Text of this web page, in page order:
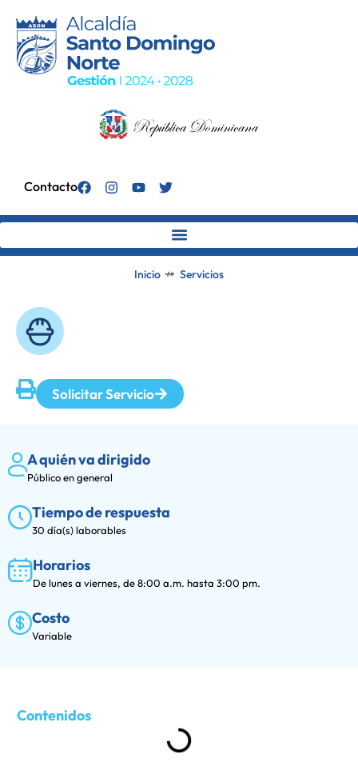
Contacto
Inicio ⤀ Servicios
Solicitar Servicio
A quién va dirigido
Público en general
Tiempo de respuesta
30 día(s) laborables
Horarios
De lunes a viernes, de 8:00 a.m. hasta 3:00 pm.
Costo
Variable
Contenidos